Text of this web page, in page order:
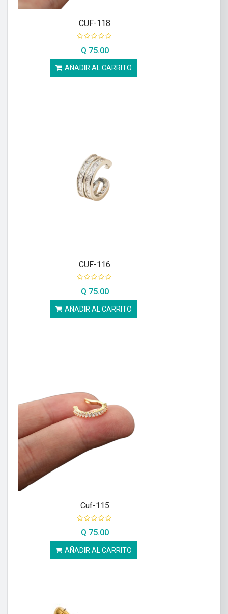
CUF-118
Q 75.00
AÑADIR AL CARRITO
CUF-116
Q 75.00
AÑADIR AL CARRITO
Cuf-115
Q 75.00
AÑADIR AL CARRITO